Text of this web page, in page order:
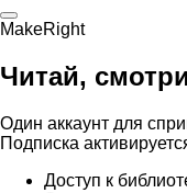
MakeRight
Читай,
Один аккаунт для
Подписка
Доступ к